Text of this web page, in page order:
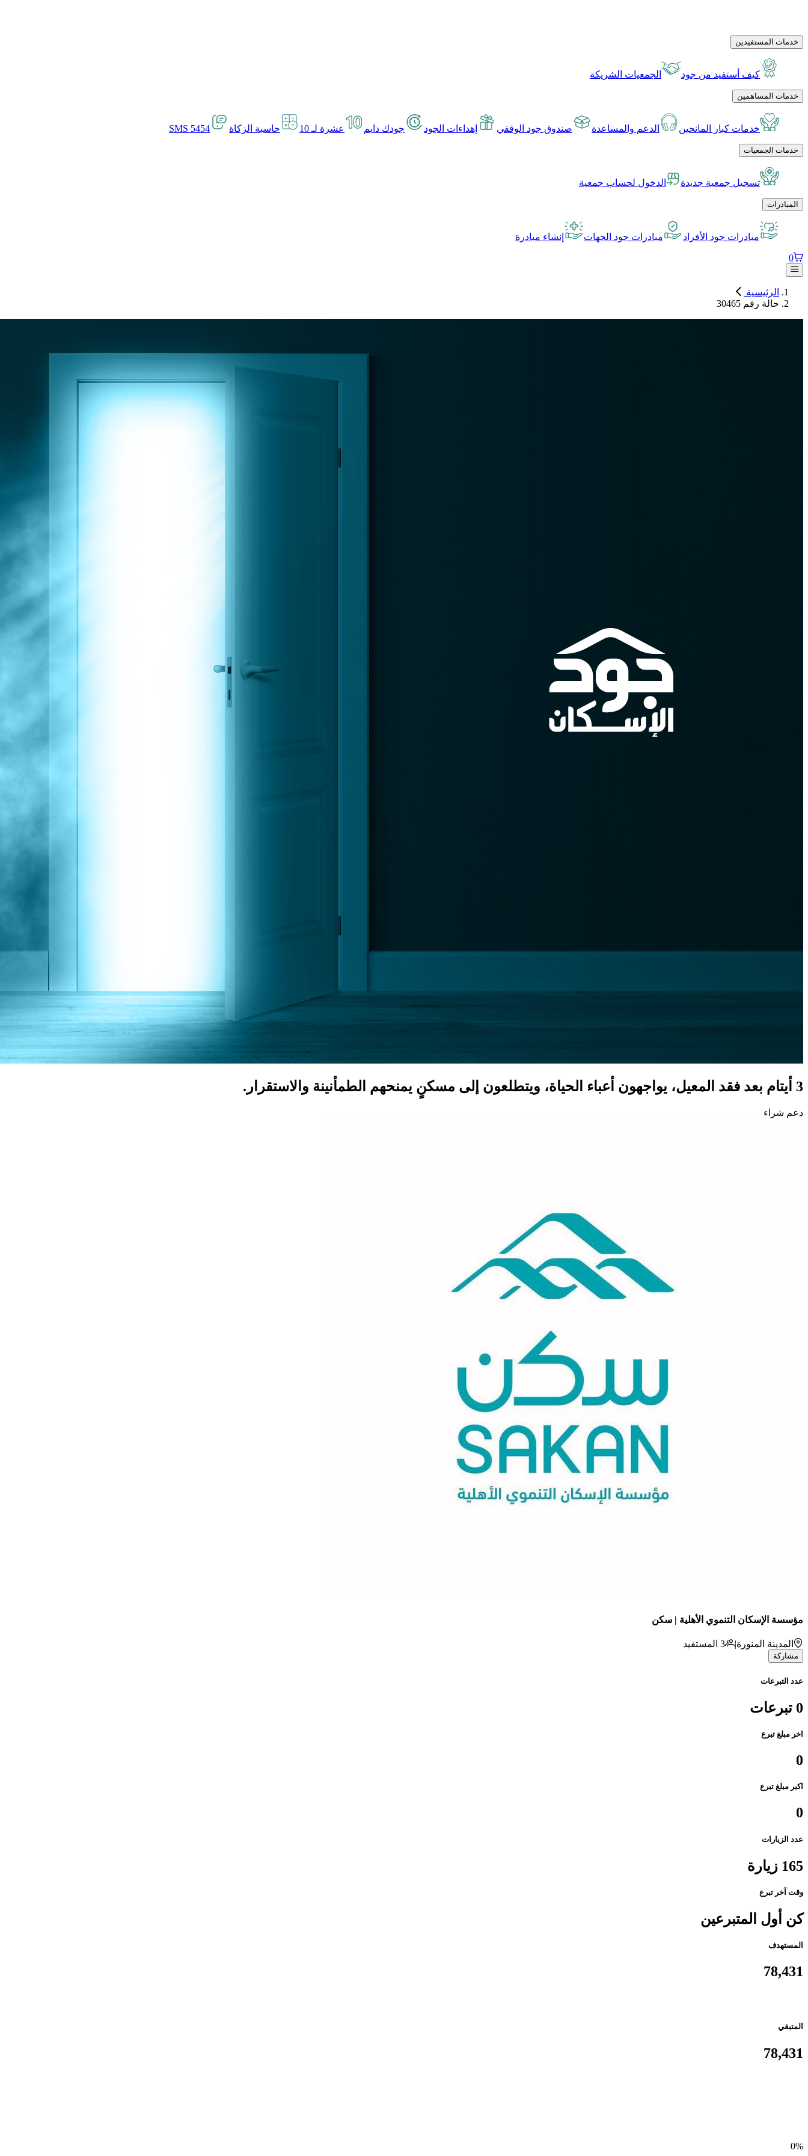
خدمات المستفيدين
كيف أستفيد من جود الجمعيات الشريكة
خدمات المساهمين
خدمات كبار المانحين الدعم والمساعدة صندوق جود الوقفي إهداءات الجود جودك دايم عشرة لـ 10 حاسبة الزكاة SMS 5454
خدمات الجمعيات
تسجيل جمعية جديدة الدخول لحساب جمعية
المبادرات
مبادرات جود الأفراد مبادرات جود الجهات إنشاء مبادرة
0
الرئيسية
حالة رقم 30465
3 أيتام بعد فقد المعيل، يواجهون أعباء الحياة، ويتطلعون إلى مسكنٍ يمنحهم الطمأنينة والاستقرار.
دعم شراء
مؤسسة الإسكان التنموي الأهلية | سكن
المدينة المنورة|
3 المستفيد
مشاركة
عدد التبرعات
0 تبرعات
اخر مبلغ تبرع
0
اكبر مبلغ تبرع
0
عدد الزيارات
165 زيارة
وقت آخر تبرع
كن أول المتبرعين
المستهدف
78,431
المتبقي
78,431
0%